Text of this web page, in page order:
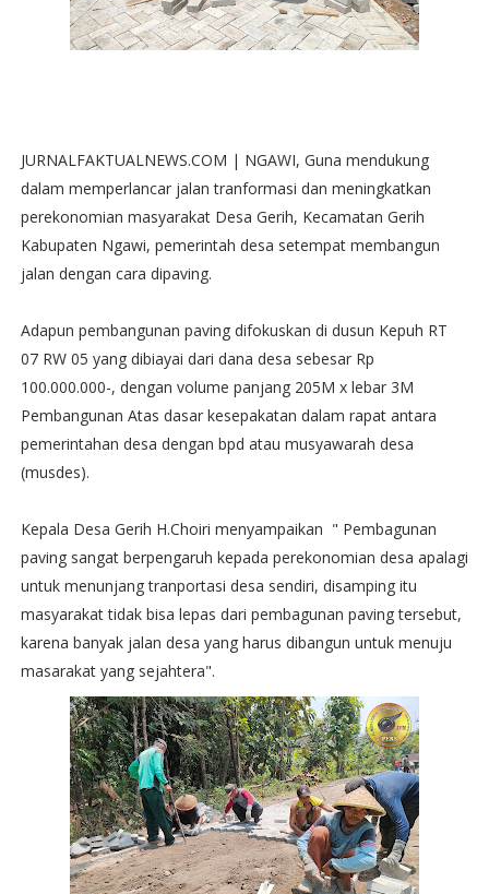
JURNALFAKTUALNEWS.COM | NGAWI, Guna mendukung
dalam memperlancar jalan tranformasi dan meningkatkan
perekonomian masyarakat Desa Gerih, Kecamatan Gerih
Kabupaten Ngawi, pemerintah desa setempat membangun
jalan dengan cara dipaving.
Adapun pembangunan paving difokuskan di dusun Kepuh RT
07 RW 05 yang dibiayai dari dana desa sebesar Rp
100.000.000-, dengan volume panjang 205M x lebar 3M
Pembangunan Atas dasar kesepakatan dalam rapat antara
pemerintahan desa dengan bpd atau musyawarah desa
(musdes).
Kepala Desa Gerih H.Choiri menyampaikan " Pembagunan
paving sangat berpengaruh kepada perekonomian desa apalagi
untuk menunjang tranportasi desa sendiri, disamping itu
masyarakat tidak bisa lepas dari pembagunan paving tersebut,
karena banyak jalan desa yang harus dibangun untuk menuju
masarakat yang sejahtera".